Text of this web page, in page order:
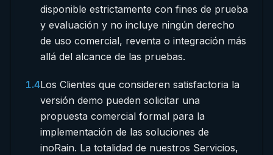
disponible estrictamente con fines de prueba
y evaluación y no incluye ningún derecho
de uso comercial, reventa o integración más
allá del alcance de las pruebas.
1.4Los Clientes que consideren satisfactoria la
versión demo pueden solicitar una
propuesta comercial formal para la
implementación de las soluciones de
inoRain. La totalidad de nuestros Servicios,